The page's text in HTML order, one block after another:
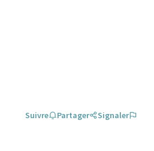
Suivre Partager Signaler